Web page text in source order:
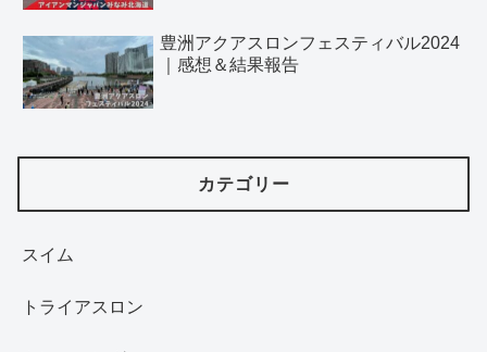
豊洲アクアスロンフェスティバル2024
｜感想＆結果報告
カテゴリー
スイム
トライアスロン